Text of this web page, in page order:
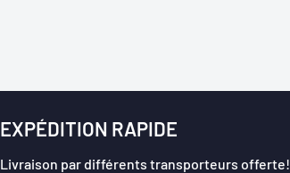
EXPÉDITION RAPIDE
Livraison par différents transporteurs offerte!